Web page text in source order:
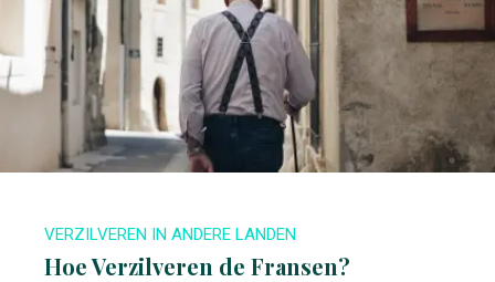
VERZILVEREN IN ANDERE LANDEN
Hoe Verzilveren de Fransen?